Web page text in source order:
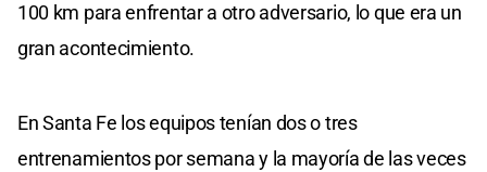
100 km para enfrentar a otro adversario, lo que era un
gran acontecimiento.
En Santa Fe los equipos tenían dos o tres
entrenamientos por semana y la mayoría de las veces